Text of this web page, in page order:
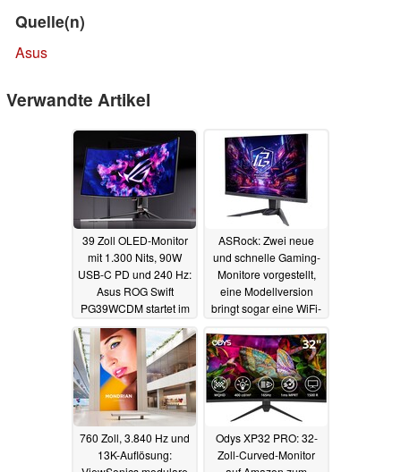
Quelle(n)
Asus
Verwandte Artikel
39 Zoll OLED-Monitor
mit 1.300 Nits, 90W
USB-C PD und 240 Hz:
Asus ROG Swift
PG39WCDM startet im
Sommer18.04.2024
ASRock: Zwei neue
und schnelle Gaming-
Monitore vorgestellt,
eine Modellversion
bringt sogar eine WiFi-
760 Zoll, 3.840 Hz und
13K-Auflösung:
Odys XP32 PRO: 32-
Zoll-Curved-Monitor